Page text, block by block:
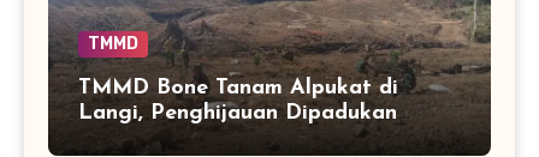
TMMD
TMMD Bone Tanam Alpukat di
Langi, Penghijauan Dipadukan
dengan Tanaman Produktif